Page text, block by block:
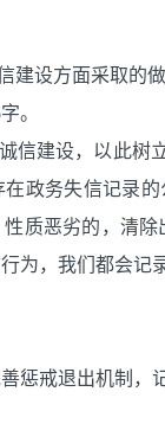
建设方面采取的做
。
信建设，以此树
政务失信记录
质恶劣的，清
为，我们都会记
惩戒退出机制，